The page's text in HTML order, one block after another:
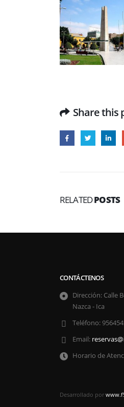
Share this
RELATEDPOSTS
CONTÁCTENOS
Dirección: Calle
Nazca - Ica
Teléfono:
Email:
Horario de
Desarrollado por